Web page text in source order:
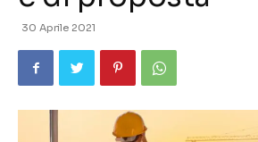
30 Aprile 2021